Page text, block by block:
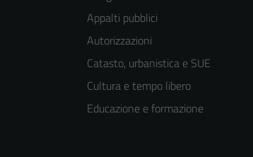
Appalti pubblici
Autorizzazioni
Catasto, urbanistica e SUE
Cultura e tempo libero
Educazione e formazione